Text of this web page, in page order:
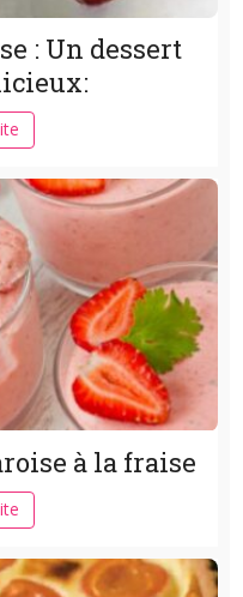
: Un dessert
à la fraise